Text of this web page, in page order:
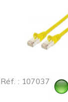
Réf. : 107037